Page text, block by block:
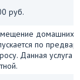
руб.
домашних
по
Данная услуга